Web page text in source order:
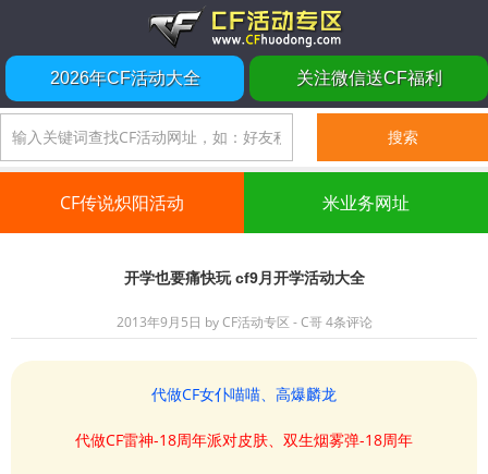
2026年CF活动大全 关注微信送CF福利
CF传说炽阳活动 米业务网址
开学也要痛快玩 cf9月开学活动大全
2013年9月5日 byCF活动专区 - C哥 4条评论
代做CF女仆喵喵、高爆麟龙
代做CF雷神-18周年派对皮肤、双生烟雾弹-18周年